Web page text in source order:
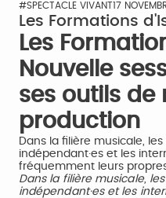
#SPECTACLE VIVANT17
Les Formations
Les
Nouvelle
ses outils de
production
Dans la filière musicale, les
indépendant·es et les
fréquemment leurs
Dans la filière musicale,
indépendant·es et les